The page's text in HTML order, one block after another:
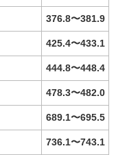
376.8〜381.9
425.4〜433.1
444.8〜448.4
478.3〜482.0
689.1〜695.5
736.1〜743.1